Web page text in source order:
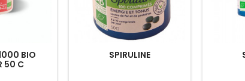
BIO
50 C
SPIRULINE